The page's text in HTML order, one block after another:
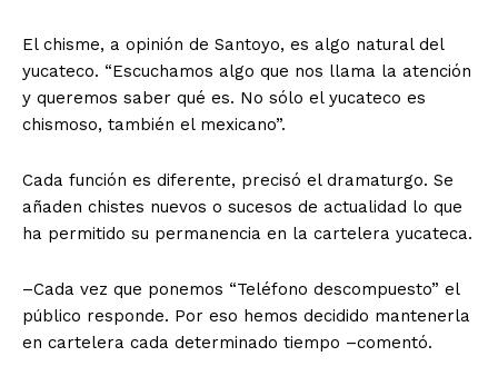
El chisme, a opinión de Santoyo, es algo natural del
yucateco. “Escuchamos algo que nos llama la atención
y queremos saber qué es. No sólo el yucateco es
chismoso, también el mexicano”.
Cada función es diferente, precisó el dramaturgo. Se
añaden chistes nuevos o sucesos de actualidad lo que
ha permitido su permanencia en la cartelera yucateca.
–Cada vez que ponemos “Teléfono descompuesto” el
público responde. Por eso hemos decidido mantenerla
en cartelera cada determinado tiempo –comentó.